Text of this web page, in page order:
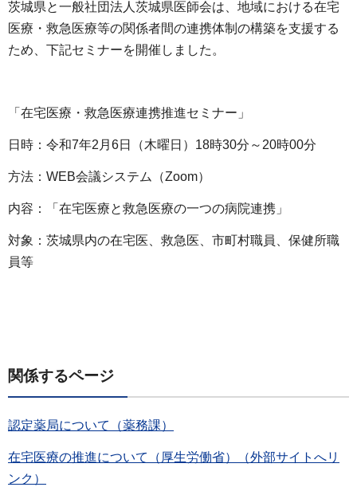
茨城県と一般社団法人茨城県医師会は、地域における在宅
医療・救急医療等の関係者間の連携体制の構築を支援する
ため、下記セミナーを開催しました。
「在宅医療・救急医療連携推進セミナー」
日時：令和7年2月6日（木曜日）18時30分～20時00分
方法：WEB会議システム（Zoom）
内容：「在宅医療と救急医療の一つの病院連携」
対象：茨城県内の在宅医、救急医、市町村職員、保健所職
員等
関係するページ
認定薬局について（薬務課）
在宅医療の推進について（厚生労働省）（外部サイトへリ
ンク）